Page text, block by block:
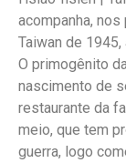
acompanha,
Taiwan de
O primogênito
nascimento de
restaurante da
meio, que tem
guerra, logo